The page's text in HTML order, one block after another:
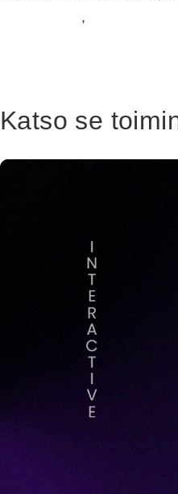
,
Katso se